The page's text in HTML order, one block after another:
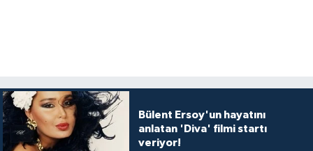
Bülent Ersoy'un hayatını
anlatan 'Diva' filmi startı
veriyor!